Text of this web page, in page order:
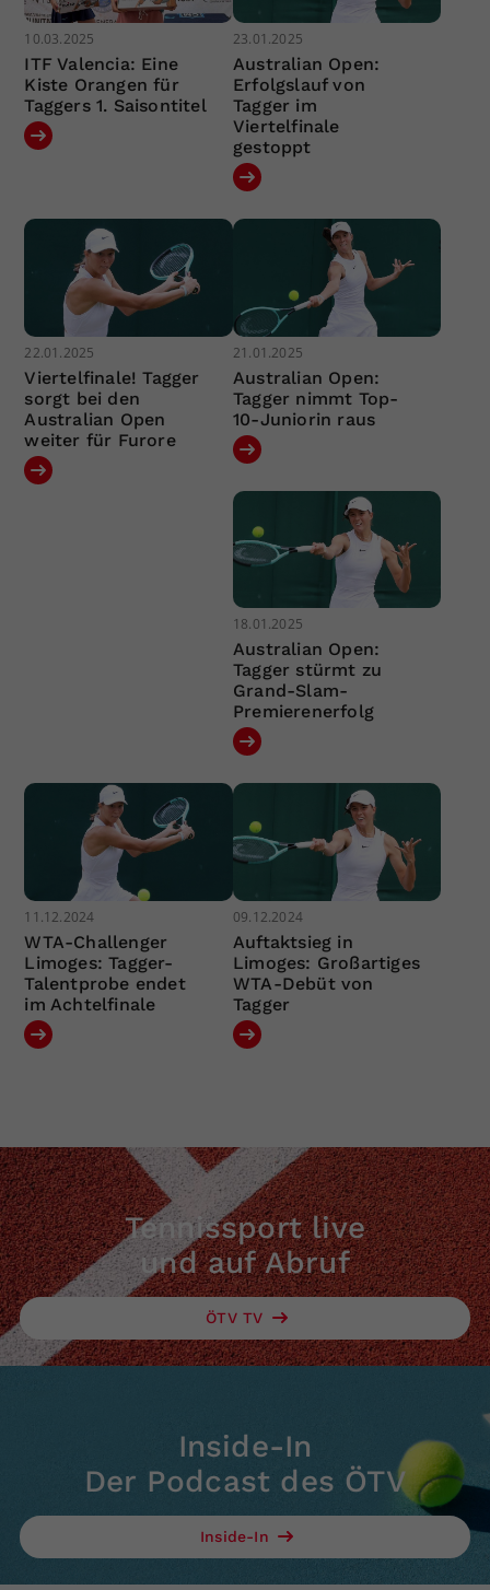
10.03.2025
ITF Valencia: Eine
Kiste Orangen für
Taggers 1. Saisontitel
23.01.2025
Australian Open:
Erfolgslauf von
Tagger im
Viertelfinale
gestoppt
22.01.2025
Viertelfinale! Tagger
sorgt bei den
Australian Open
weiter für Furore
21.01.2025
Australian Open:
Tagger nimmt Top-
10-Juniorin raus
18.01.2025
Australian Open:
Tagger stürmt zu
Grand-Slam-
Premierenerfolg
11.12.2024
WTA-Challenger
Limoges: Tagger-
Talentprobe endet
im Achtelfinale
09.12.2024
Auftaktsieg in
Limoges: Großartiges
WTA-Debüt von
Tagger
Tennissport live
und auf Abruf
ÖTV TV
Inside-In
Der Podcast des ÖTV
Inside-In